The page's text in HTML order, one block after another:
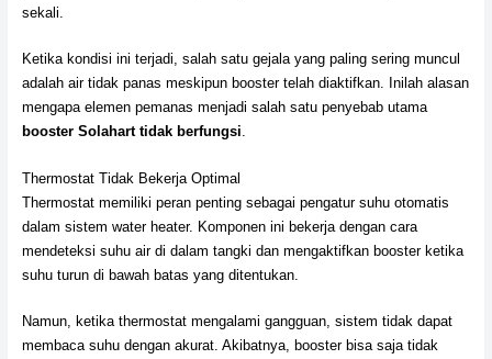
sekali.
Ketika kondisi ini terjadi, salah satu gejala yang paling sering muncul
adalah air tidak panas meskipun booster telah diaktifkan. Inilah alasan
mengapa elemen pemanas menjadi salah satu penyebab utama
booster Solahart tidak berfungsi.
Thermostat Tidak Bekerja Optimal
Thermostat memiliki peran penting sebagai pengatur suhu otomatis
dalam sistem water heater. Komponen ini bekerja dengan cara
mendeteksi suhu air di dalam tangki dan mengaktifkan booster ketika
suhu turun di bawah batas yang ditentukan.
Namun, ketika thermostat mengalami gangguan, sistem tidak dapat
membaca suhu dengan akurat. Akibatnya, booster bisa saja tidak